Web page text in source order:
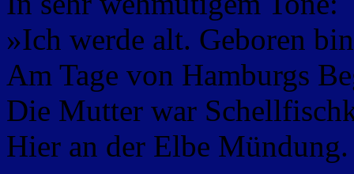
»Ich werde alt. Geboren
Am Tage von Hamburgs
Die Mutter war
Hier an der Elbe Mündung.